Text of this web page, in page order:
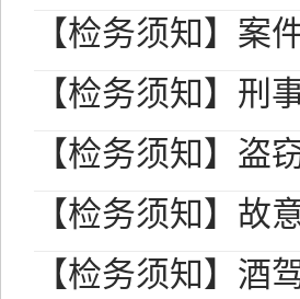
【检务须知】案
【检务须知】刑
【检务须知】盗
【检务须知】故
【检务须知】酒